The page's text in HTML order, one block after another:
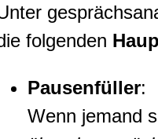
folgenden
Pausenfüller:
Wenn jemand